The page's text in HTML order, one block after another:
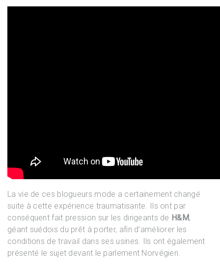
La vie de ces blogueurs mode a certainement changé
suite à cette expérience traumatisante. Ils ont par
conséquent fait pression sur les dirigeants de H&M,
géant suédois du prêt à porter, afin d’améliorer les
conditions de travail dans ses usines. Ils ont également
présenté le sujet devant le parlement Norvégien.